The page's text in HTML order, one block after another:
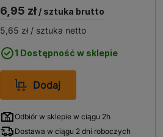
6,95 zł / sztuka brutto
5,65 zł / sztuka netto
1 Dostępność w sklepie
Dodaj
Odbiór w sklepie w ciągu 2h
Dostawa w ciągu 2 dni roboczych